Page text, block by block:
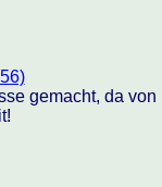
gemacht, da von